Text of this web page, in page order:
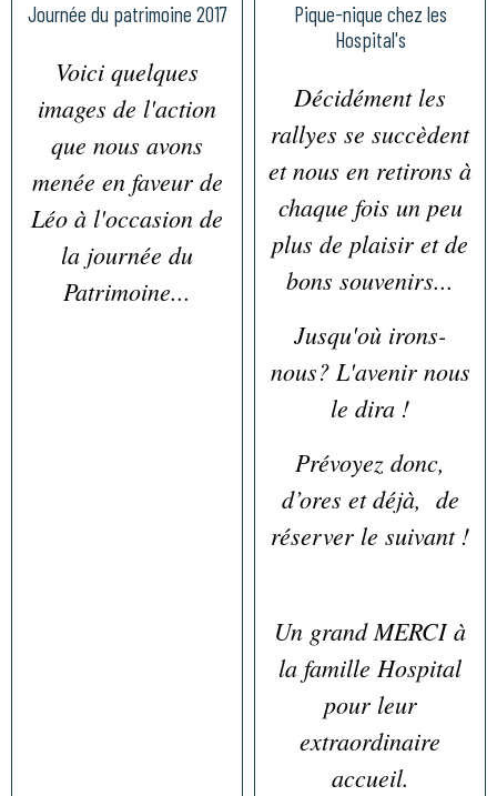
Journée du patrimoine 2017
Voici quelques
images de l'action
que nous avons
menée en faveur de
Léo à l'occasion de
la journée du
Patrimoine...
Pique-nique chez les
Hospital's
Décidément les
rallyes se succèdent
et nous en retirons à
chaque fois un peu
plus de plaisir et de
bons souvenirs...
Jusqu'où irons-
nous? L'avenir nous
le dira !
Prévoyez donc,
d’ores et déjà, de
réserver le suivant !
Un grand MERCI à
la famille Hospital
pour leur
extraordinaire
accueil.